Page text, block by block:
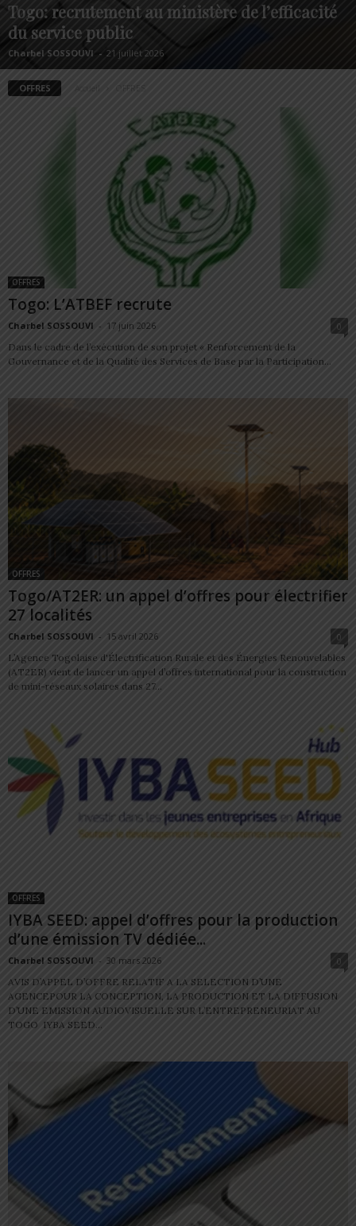
Togo: recrutement au ministère de l’efficacité
du service public
Charbel SOSSOUVI - 21 juillet 2026
OFFRES Accueil
OFFRES
Togo: L’ATBEF recrute
Charbel SOSSOUVI - 17 juin 2026
0
Dans le cadre de l’exécution de son projet « Renforcement de la
Gouvernance et de la Qualité des Services de Base par la Participation...
OFFRES
Togo/AT2ER: un appel d’offres pour électrifier
27 localités
Charbel SOSSOUVI - 15 avril 2026
0
L’Agence Togolaise d'Électrification Rurale et des Énergies Renouvelables
(AT2ER) vient de lancer un appel d’offres international pour la construction
de mini-réseaux solaires dans 27...
OFFRES
IYBA SEED: appel d’offres pour la production
d’une émission TV dédiée...
Charbel SOSSOUVI - 30 mars 2026
0
AVIS D’APPEL D’OFFRE RELATIF A LA SELECTION D’UNE
AGENCEPOUR LA CONCEPTION, LA PRODUCTION ET LA DIFFUSION
D’UNE EMISSION AUDIOVISUELLE SUR L’ENTREPRENEURIAT AU
TOGO IYBA SEED...